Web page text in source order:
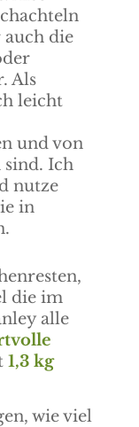
die
Als
leicht
und von
sind. Ich
nutze
in
die im
alle
1,3 kg
wie viel